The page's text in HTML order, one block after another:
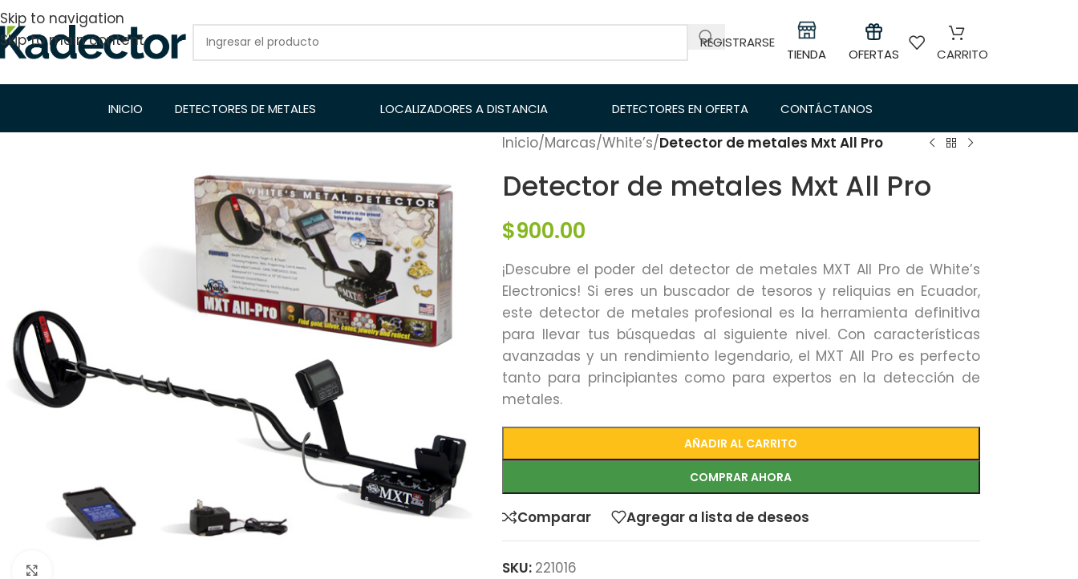
Skip to navigation
Skip to main content
REGISTRARSE
TIENDA OFERTAS CARRITO
INICIO DETECTORES DE METALES LOCALIZADORES A DISTANCIA DETECTORES EN OFERTA CONTÁCTANOS
Inicio/Marcas/White’s/Detector de metales Mxt All Pro
Detector de metales Mxt All Pro
$900.00
¡Descubre el poder del detector de metales MXT All Pro de White’s
Electronics! Si eres un buscador de tesoros y reliquias en Ecuador,
este detector de metales profesional es la herramienta definitiva
para llevar tus búsquedas al siguiente nivel. Con características
avanzadas y un rendimiento legendario, el MXT All Pro es perfecto
tanto para principiantes como para expertos en la detección de
metales.
AÑADIR AL CARRITO
COMPRAR AHORA
Comparar Agregar a lista de deseos
SKU: 221016